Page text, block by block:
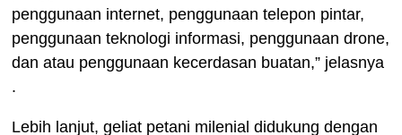
penggunaan internet, penggunaan telepon pintar,
penggunaan teknologi informasi, penggunaan drone,
dan atau penggunaan kecerdasan buatan,” jelasnya
.
Lebih lanjut, geliat petani milenial didukung dengan